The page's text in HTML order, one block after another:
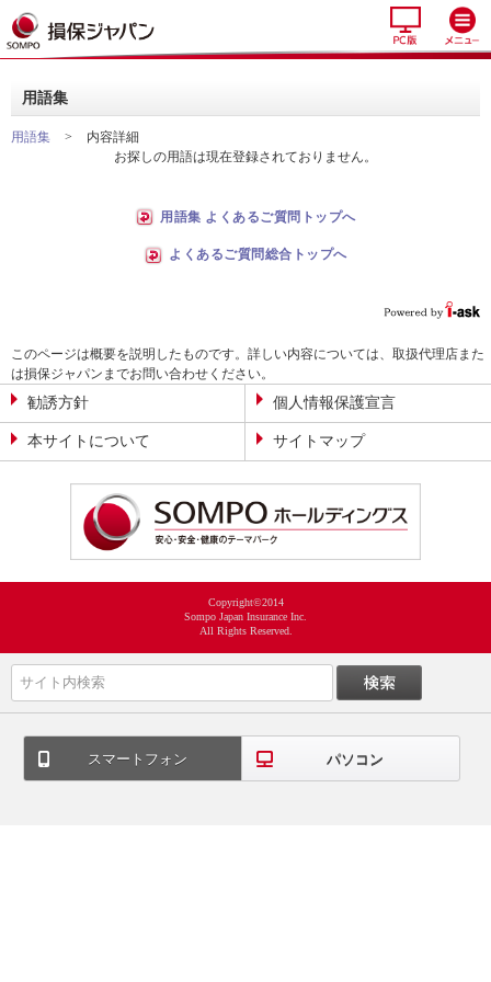
用語集
用語集 >
内容詳細
お探しの用語は現在登録されておりません。
用語集 よくあるご質問トップへ
よくあるご質問総合トップへ
このページは概要を説明したものです。詳しい内容については、取扱代理店また
は損保ジャパンまでお問い合わせください。
勧誘方針 個人情報保護宣言
本サイトについて サイトマップ
Copyright©2014
Sompo Japan Insurance Inc.
All Rights Reserved.
スマートフォン パソコン